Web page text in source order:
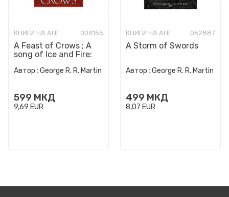
КНИГИ НА АНГЛИСКИ ЈАЗИК 004155
A Feast of Crows ; A
song of Ice and Fire:
Crows
Автор : George R. R. Martin
599 МКД
9,69 EUR
КНИГИ НА АНГЛИСКИ ЈАЗИК 062887
A Storm of Swords
Автор : George R. R. Martin
499 МКД
8,07 EUR